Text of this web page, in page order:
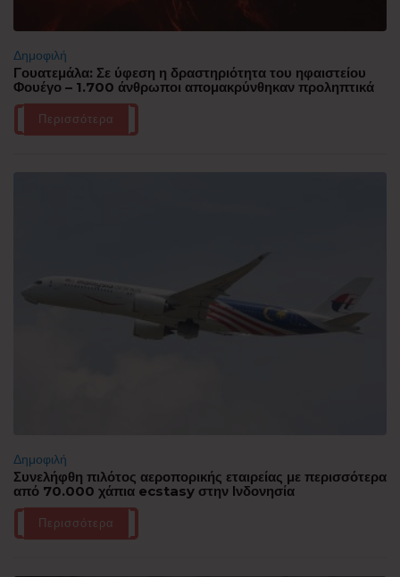
Δημοφιλή
Γουατεμάλα: Σε ύφεση η δραστηριότητα του ηφαιστείου
Φουέγο – 1.700 άνθρωποι απομακρύνθηκαν προληπτικά
Περισσότερα
Δημοφιλή
Συνελήφθη πιλότος αεροπορικής εταιρείας με περισσότερα
από 70.000 χάπια ecstasy στην Ινδονησία
Περισσότερα